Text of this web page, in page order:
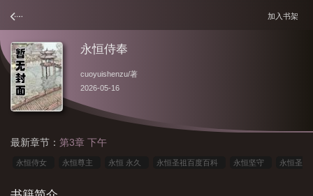
加入书架
永恒侍奉
cuoyuishenzu/著
2026-05-16
最新章节： 第3章 下午
永恒侍女 永恒尊主 永恒 永久 永恒圣祖百度百科 永恒坚守 永恒圣